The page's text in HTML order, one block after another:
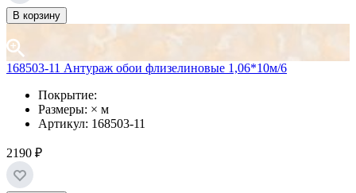
В корзину
168503-11 Антураж обои флизелиновые 1,06*10м/6
Покрытие:
Размеры: × м
Артикул: 168503-11
2190 ₽